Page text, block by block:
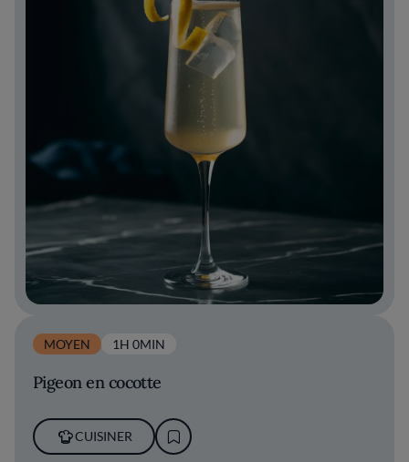
MOYEN 1H 0MIN
Pigeon en cocotte
CUISINER